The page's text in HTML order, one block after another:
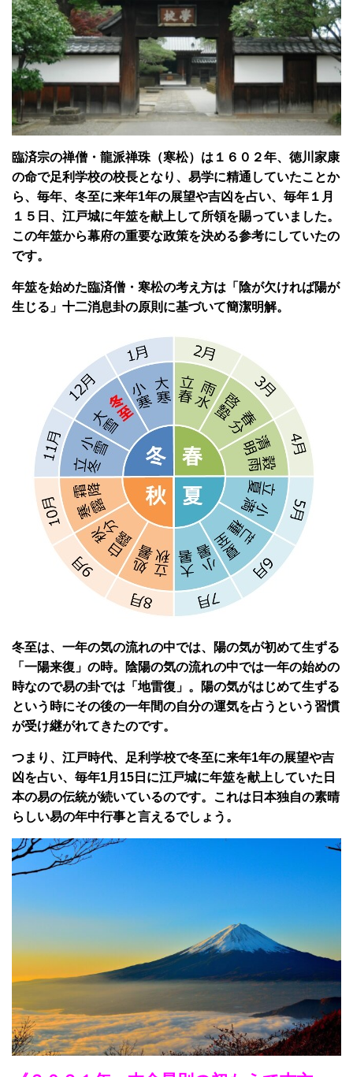
臨済宗の禅僧・龍派禅珠（寒松）は１６０２年、徳川家康
の命で足利学校の校長となり、易学に精通していたことか
ら、毎年、冬至に来年1年の展望や吉凶を占い、毎年１月
１５日、江戸城に年筮を献上して所領を賜っていました。
この年筮から幕府の重要な政策を決める参考にしていたの
です。
年筮を始めた臨済僧・寒松の考え方は「陰が欠ければ陽が
生じる」十二消息卦の原則に基づいて簡潔明解。
冬至は、一年の気の流れの中では、陽の気が初めて生ずる
「一陽来復」の時。陰陽の気の流れの中では一年の始めの
時なので易の卦では「地雷復」。陽の気がはじめて生ずる
という時にその後の一年間の自分の運気を占うという習慣
が受け継がれてきたのです。
つまり、江戸時代、足利学校で冬至に来年1年の展望や吉
凶を占い、毎年1月15日に江戸城に年筮を献上していた日
本の易の伝統が続いているのです。これは日本独自の素晴
らしい易の年中行事と言えるでしょう。